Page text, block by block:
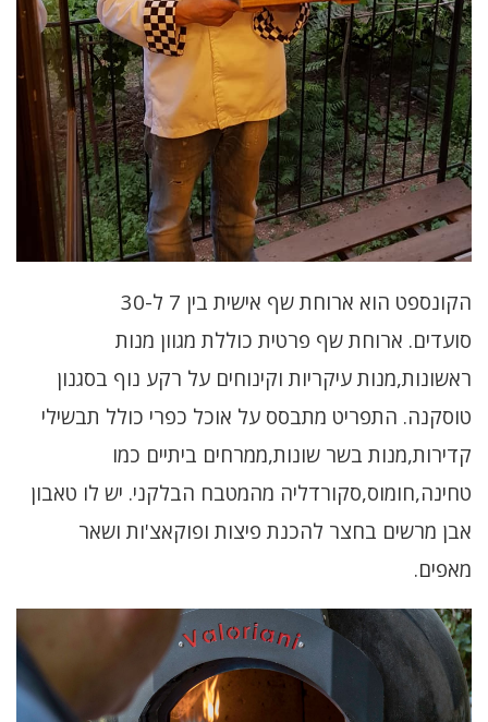
הקונספט הוא
ארוחת שף אישית בין 7 ל-30
סועדים. ארוחת שף פרטית כוללת מגוון מנות
ראשונות,מנות עיקריות וקינוחים על רקע נוף בסגנון
טוסקנה. התפריט מתבסס על אוכל כפרי כולל תבשילי
קדירות,מנות בשר שונות,ממרחים ביתיים כמו
טחינה,חומוס,סקורדליה מהמטבח הבלקני. יש לו טאבון
אבן מרשים בחצר להכנת פיצות ופוקאצ'ות ושאר
מאפים.